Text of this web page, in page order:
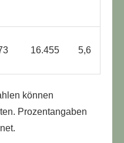
16.455 5,6
können
Prozentangaben